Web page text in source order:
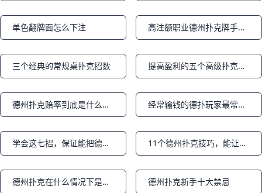
Notifications
单色翻牌面怎么下注 Notifications 高注额职业德州扑克牌手解读三个专家级策略
Notifications
三个经典的常规桌扑克招数 Notifications 提高盈利的五个高级扑克技巧
Notifications 德州扑克赔率到底是什么？算出赔率有什么用？ Notifications 经常输钱的德扑玩家最常犯的10个错误
Notifications 学会这七招，保证能把德州牌桌上的菜鸟虐成渣上篇 Notifications 11个德州扑克技巧，能让你获胜机率翻倍
Notifications 德州扑克在什么情况下是不能过牌的？ Notifications
德州扑克新手十大禁忌